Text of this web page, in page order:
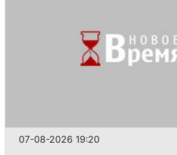
07-08-2026 19:20